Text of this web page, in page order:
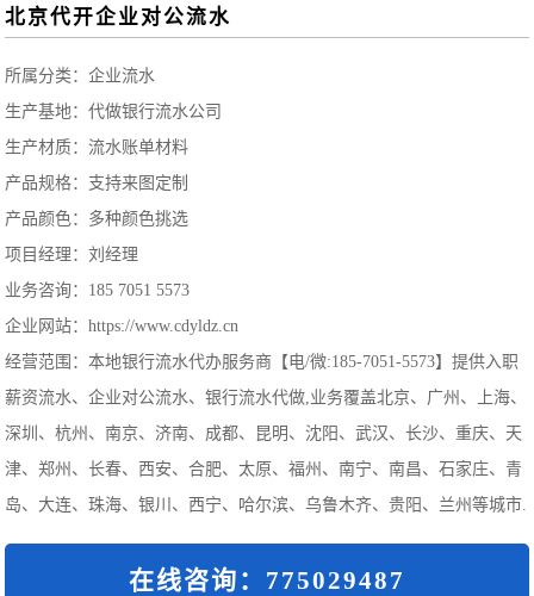
北京代开企业对公流水
所属分类：企业流水
生产基地：代做银行流水公司
生产材质：流水账单材料
产品规格：支持来图定制
产品颜色：多种颜色挑选
项目经理：刘经理
业务咨询：185 7051 5573
企业网站：https://www.cdyldz.cn
经营范围：本地银行流水代办服务商【电/微:185-7051-5573】提供入职
薪资流水、企业对公流水、银行流水代做,业务覆盖北京、广州、上海、
深圳、杭州、南京、济南、成都、昆明、沈阳、武汉、长沙、重庆、天
津、郑州、长春、西安、合肥、太原、福州、南宁、南昌、石家庄、青
岛、大连、珠海、银川、西宁、哈尔滨、乌鲁木齐、贵阳、兰州等城市.
在线咨询：775029487